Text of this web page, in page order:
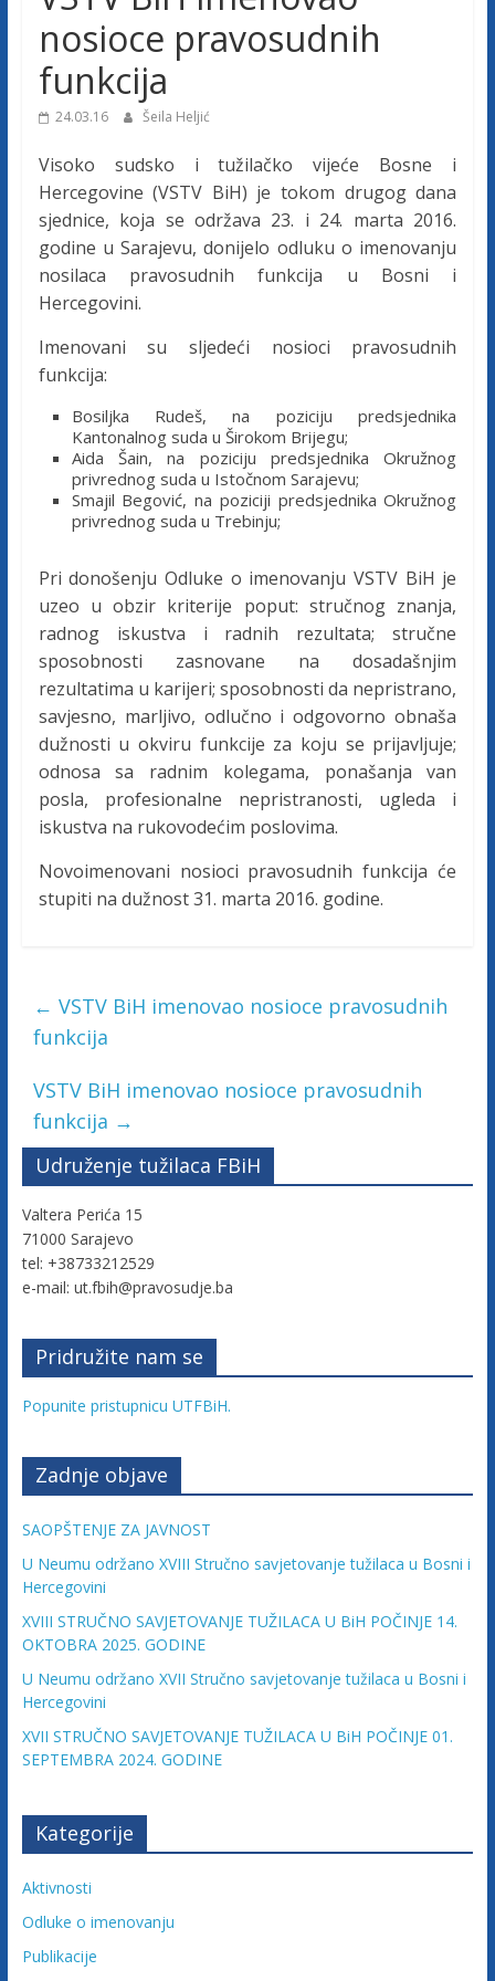
e
t
u
ž
a
F
e
d
e
r
c
i
j
e
B
i
H
u
ž
e
n
e
u
ž
i
l
c
e
d
e
nosioce pravosudnih
funkcija
24.03.16 Šeila Heljić
Visoko sudsko i tužilačko vijeće Bosne i
Hercegovine (VSTV BiH) je tokom drugog dana
sjednice, koja se održava 23. i 24. marta 2016.
godine u Sarajevu, donijelo odluku o imenovanju
nosilaca pravosudnih funkcija u Bosni i
Hercegovini.
Imenovani su sljedeći nosioci pravosudnih
funkcija:
Bosiljka Rudeš, na poziciju predsjednika
Kantonalnog suda u Širokom Brijegu;
Aida Šain, na poziciju predsjednika Okružnog
privrednog suda u Istočnom Sarajevu;
Smajil Begović, na poziciji predsjednika Okružnog
privrednog suda u Trebinju;
Pri donošenju Odluke o imenovanju VSTV BiH je
uzeo u obzir kriterije poput: stručnog znanja,
radnog iskustva i radnih rezultata; stručne
sposobnosti zasnovane na dosadašnjim
rezultatima u karijeri; sposobnosti da nepristrano,
savjesno, marljivo, odlučno i odgovorno obnaša
dužnosti u okviru funkcije za koju se prijavljuje;
odnosa sa radnim kolegama, ponašanja van
posla, profesionalne nepristranosti, ugleda i
iskustva na rukovodećim poslovima.
Novoimenovani nosioci pravosudnih funkcija će
stupiti na dužnost 31. marta 2016. godine.
← VSTV BiH imenovao nosioce pravosudnih
funkcija
VSTV BiH imenovao nosioce pravosudnih
funkcija →
Udruženje tužilaca FBiH
Valtera Perića 15
71000 Sarajevo
tel: +38733212529
e-mail: ut.fbih@pravosudje.ba
Pridružite nam se
Popunite pristupnicu UTFBiH.
Zadnje objave
SAOPŠTENJE ZA JAVNOST
U Neumu održano XVIII Stručno savjetovanje tužilaca u Bosni i
Hercegovini
XVIII STRUČNO SAVJETOVANJE TUŽILACA U BiH POČINJE 14.
OKTOBRA 2025. GODINE
U Neumu održano XVII Stručno savjetovanje tužilaca u Bosni i
Hercegovini
XVII STRUČNO SAVJETOVANJE TUŽILACA U BiH POČINJE 01.
SEPTEMBRA 2024. GODINE
Kategorije
Aktivnosti
Odluke o imenovanju
Publikacije